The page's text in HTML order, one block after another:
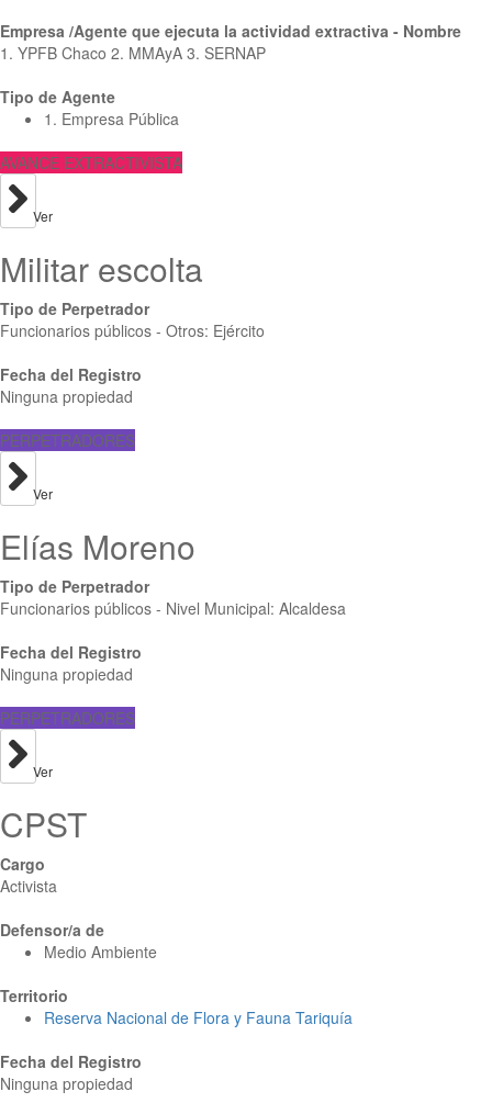
Empresa /Agente que ejecuta la actividad extractiva - Nombre
1. YPFB Chaco 2. MMAyA 3. SERNAP
Tipo de Agente
1. Empresa Pública
AVANCE EXTRACTIVISTA
Ver
Militar escolta
Tipo de Perpetrador
Funcionarios públicos - Otros: Ejército
Fecha del Registro
Ninguna propiedad
PERPETRADORES
Ver
Elías Moreno
Tipo de Perpetrador
Funcionarios públicos - Nivel Municipal: Alcaldesa
Fecha del Registro
Ninguna propiedad
PERPETRADORES
Ver
CPST
Cargo
Activista
Defensor/a de
Medio Ambiente
Territorio
Reserva Nacional de Flora y Fauna Tariquía
Fecha del Registro
Ninguna propiedad